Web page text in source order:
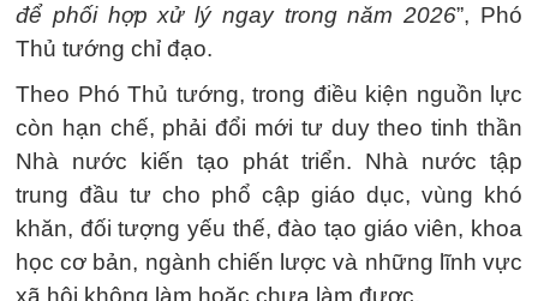
để phối hợp xử lý ngay trong năm 2026”, Phó
Thủ tướng chỉ đạo.
Theo Phó Thủ tướng, trong điều kiện nguồn lực
còn hạn chế, phải đổi mới tư duy theo tinh thần
Nhà nước kiến tạo phát triển. Nhà nước tập
trung đầu tư cho phổ cập giáo dục, vùng khó
khăn, đối tượng yếu thế, đào tạo giáo viên, khoa
học cơ bản, ngành chiến lược và những lĩnh vực
xã hội không làm hoặc chưa làm được.